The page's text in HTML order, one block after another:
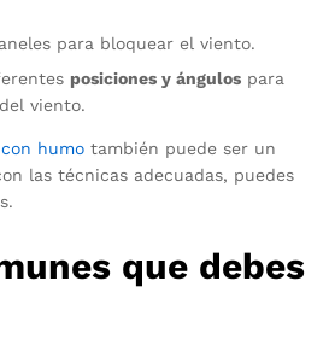
para bloquear el viento.
posiciones y ángulos para
viento.
humo también puede ser un
las técnicas adecuadas, puedes
que debes